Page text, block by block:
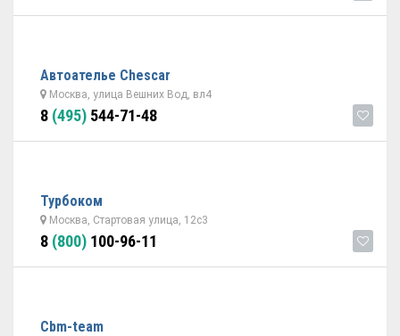
Автоателье Chescar
Москва, улица Вешних Вод, вл4
8 (495) 544-71-48
Турбоком
Москва, Стартовая улица, 12с3
8 (800) 100-96-11
Cbm-team